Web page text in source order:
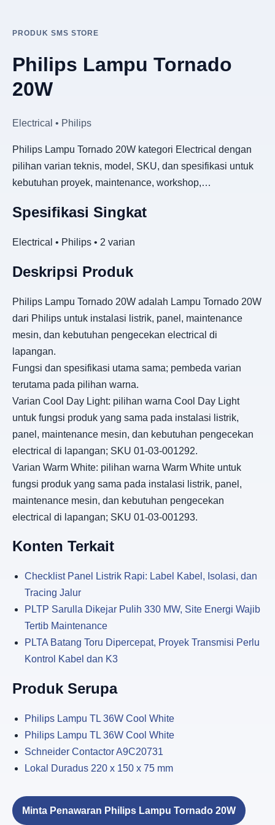
PRODUK SMS STORE
Philips Lampu Tornado
20W
Electrical • Philips
Philips Lampu Tornado 20W kategori Electrical dengan
pilihan varian teknis, model, SKU, dan spesifikasi untuk
kebutuhan proyek, maintenance, workshop,…
Spesifikasi Singkat
Electrical • Philips • 2 varian
Deskripsi Produk
Philips Lampu Tornado 20W adalah Lampu Tornado 20W
dari Philips untuk instalasi listrik, panel, maintenance
mesin, dan kebutuhan pengecekan electrical di
lapangan.
Fungsi dan spesifikasi utama sama; pembeda varian
terutama pada pilihan warna.
Varian Cool Day Light: pilihan warna Cool Day Light
untuk fungsi produk yang sama pada instalasi listrik,
panel, maintenance mesin, dan kebutuhan pengecekan
electrical di lapangan; SKU 01-03-001292.
Varian Warm White: pilihan warna Warm White untuk
fungsi produk yang sama pada instalasi listrik, panel,
maintenance mesin, dan kebutuhan pengecekan
electrical di lapangan; SKU 01-03-001293.
Konten Terkait
Checklist Panel Listrik Rapi: Label Kabel, Isolasi, dan
Tracing Jalur
PLTP Sarulla Dikejar Pulih 330 MW, Site Energi Wajib
Tertib Maintenance
PLTA Batang Toru Dipercepat, Proyek Transmisi Perlu
Kontrol Kabel dan K3
Produk Serupa
Philips Lampu TL 36W Cool White
Philips Lampu TL 36W Cool White
Schneider Contactor A9C20731
Lokal Duradus 220 x 150 x 75 mm
Minta Penawaran Philips Lampu Tornado 20W